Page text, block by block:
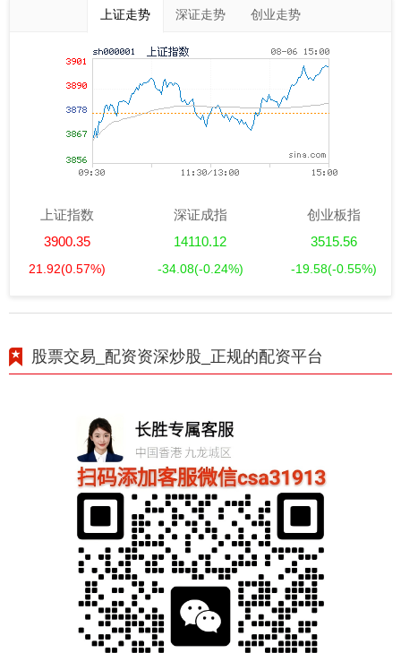
上证走势 深证走势 创业走势
上证指数
3900.35
21.92(0.57%)
深证成指
14110.12
-34.08(-0.24%)
创业板指
3515.56
-19.58(-0.55%)
股票交易_配资资深炒股_正规的配资平台